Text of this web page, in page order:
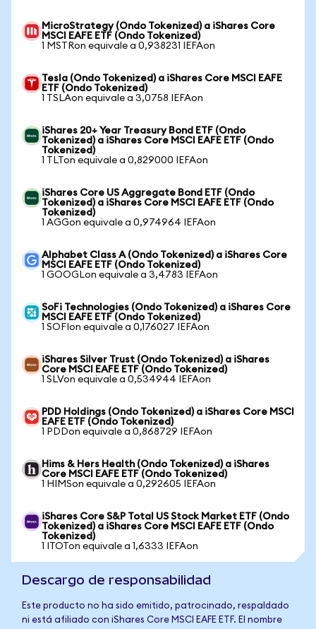
MicroStrategy (Ondo Tokenized) a iShares Core
MSCI EAFE ETF (Ondo Tokenized)
1 MSTRon equivale a 0,938231 IEFAon
Tesla (Ondo Tokenized) a iShares Core MSCI EAFE
ETF (Ondo Tokenized)
1 TSLAon equivale a 3,0758 IEFAon
iShares 20+ Year Treasury Bond ETF (Ondo
Tokenized) a iShares Core MSCI EAFE ETF (Ondo
Tokenized)
1 TLTon equivale a 0,829000 IEFAon
iShares Core US Aggregate Bond ETF (Ondo
Tokenized) a iShares Core MSCI EAFE ETF (Ondo
Tokenized)
1 AGGon equivale a 0,974964 IEFAon
Alphabet Class A (Ondo Tokenized) a iShares Core
MSCI EAFE ETF (Ondo Tokenized)
1 GOOGLon equivale a 3,4783 IEFAon
SoFi Technologies (Ondo Tokenized) a iShares Core
MSCI EAFE ETF (Ondo Tokenized)
1 SOFIon equivale a 0,176027 IEFAon
iShares Silver Trust (Ondo Tokenized) a iShares
Core MSCI EAFE ETF (Ondo Tokenized)
1 SLVon equivale a 0,534944 IEFAon
PDD Holdings (Ondo Tokenized) a iShares Core MSCI
EAFE ETF (Ondo Tokenized)
1 PDDon equivale a 0,868729 IEFAon
Hims & Hers Health (Ondo Tokenized) a iShares
Core MSCI EAFE ETF (Ondo Tokenized)
1 HIMSon equivale a 0,292605 IEFAon
iShares Core S&P Total US Stock Market ETF (Ondo
Tokenized) a iShares Core MSCI EAFE ETF (Ondo
Tokenized)
1 ITOTon equivale a 1,6333 IEFAon
Descargo de responsabilidad
Este producto no ha sido emitido, patrocinado, respaldado
ni está afiliado con iShares Core MSCI EAFE ETF. El nombre